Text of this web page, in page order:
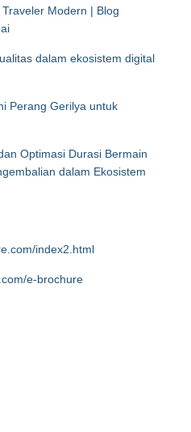
Modern | Blog
dalam ekosistem digital
Perang Gerilya untuk
Optimasi Durasi Bermain
dalam Ekosistem
index2.html
e-brochure